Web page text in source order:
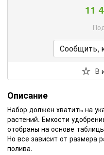
11
Сообщить,
В
Описание
Набор должен хватить на
растений. Емкости
отобраны на основе
Но все зависит от размера
полива.